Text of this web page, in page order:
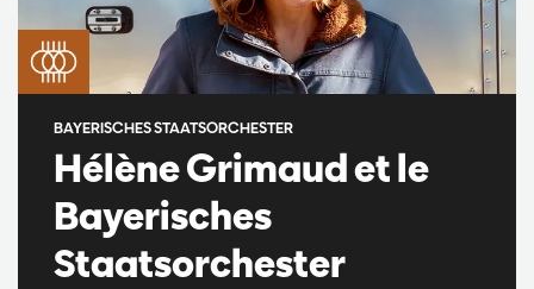
Hélène Grimaud et le
Bayerisches
Staatsorchester
BAYERISCHES STAATSORCHESTER